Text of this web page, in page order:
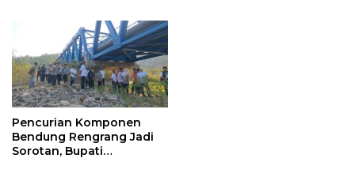
Pencurian Komponen
Bendung Rengrang Jadi
Sorotan, Bupati